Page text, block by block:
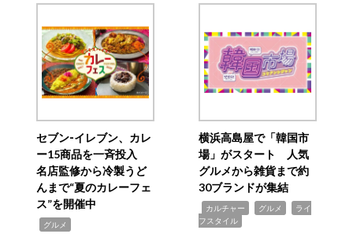
セブン‐イレブン、カレ
ー15商品を一斉投入
名店監修から冷製うど
んまで“夏のカレーフェ
ス”を開催中
グルメ
横浜高島屋で「韓国市
場」がスタート 人気
グルメから雑貨まで約
30ブランドが集結
カルチャー グルメ
ライ
フスタイル